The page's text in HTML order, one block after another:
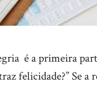
é a primeira
felicidade?” Se